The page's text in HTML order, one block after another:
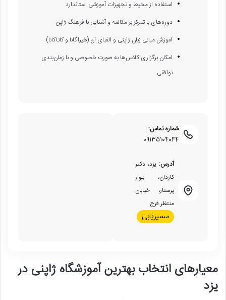
استفاده از محیط و تجهیزات آموزشی استاندارد
دوره‌های با تمرکز بر مکالمه و آشنایی با فرهنگ ژاپن
آموزش مبانی زبان ژاپنی و الفبای آن (هیراگانا و کاتاکانا)
امکان برگزاری کلاس‌ها به صورت خصوصی و با زمان‌بندی
توافقی
شماره تماس:
09135104044
آدرس: یزد، دکتر
کاردان، بلوار
پرستار، خیابان
منتظر فرج
مسیریابی
معیارهای انتخاب بهترین آموزشگاه ژاپنی در
یزد